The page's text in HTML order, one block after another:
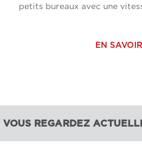
petits bureaux avec une
EN
VOUS REGARDEZ